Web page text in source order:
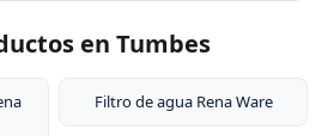
en Tumbes
Filtro de agua Rena Ware